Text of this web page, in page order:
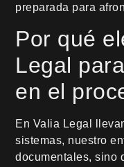
preparada para
Por qué
Legal
en el
En Valia Legal
sistemas, nuestro
documentales, sino